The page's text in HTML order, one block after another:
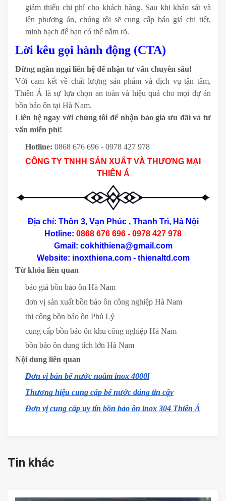
giảm thiểu chi phí cho khách hàng. Sau khi khảo sát và
lên phương án, chúng tôi sẽ cung cấp báo giá chi tiết,
minh bạch để bạn có thể nắm rõ.
Lời kêu gọi hành động (CTA)
Đừng ngần ngại liên hệ để nhận tư vấn chuyên sâu!
Với cam kết về chất lượng sản phẩm và dịch vụ tận tâm,
Thiên Á là sự lựa chọn an toàn và hiệu quả cho mọi dự án
bồn bảo ôn tại Hà Nam.
Liên hệ ngay với chúng tôi để nhận báo giá ưu đãi và tư
vấn miễn phí!
Hotline: 0868 676 696 - 0978 427 978
CÔNG TY TNHH SẢN XUẤT VÀ THƯƠNG MẠI
THIÊN Á
Địa chỉ: Thôn 3, Vạn Phúc , Thanh Trì, Hà Nội
Hotline: 0868 676 696 - 0978 427 978
Gmail: cokhithiena@gmail.com
Website: inoxthiena.com - thienaltd.com
Từ khóa liên quan
báo giá bồn bảo ôn Hà Nam
đơn vị sản xuất bồn bảo ôn công nghiệp Hà Nam
thi công bồn bảo ôn Phủ Lý
cung cấp bồn bảo ôn khu công nghiệp Hà Nam
bồn bảo ôn dung tích lớn Hà Nam
Nội dung liên quan
Đơn vị bán bể nước ngầm inox 4000l
Thương hiệu cung cấp bể nước đáng tin cậy
Đơn vị cung cấp uy tín bồn bảo ôn inox 304 Thiên Á
Tin khác